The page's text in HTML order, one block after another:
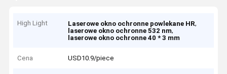
High Light Laserowe okno ochronne powlekane HR,
laserowe okno ochronne 532 nm,
laserowe okno ochronne 40 * 3 mm
Cena USD10.9/piece